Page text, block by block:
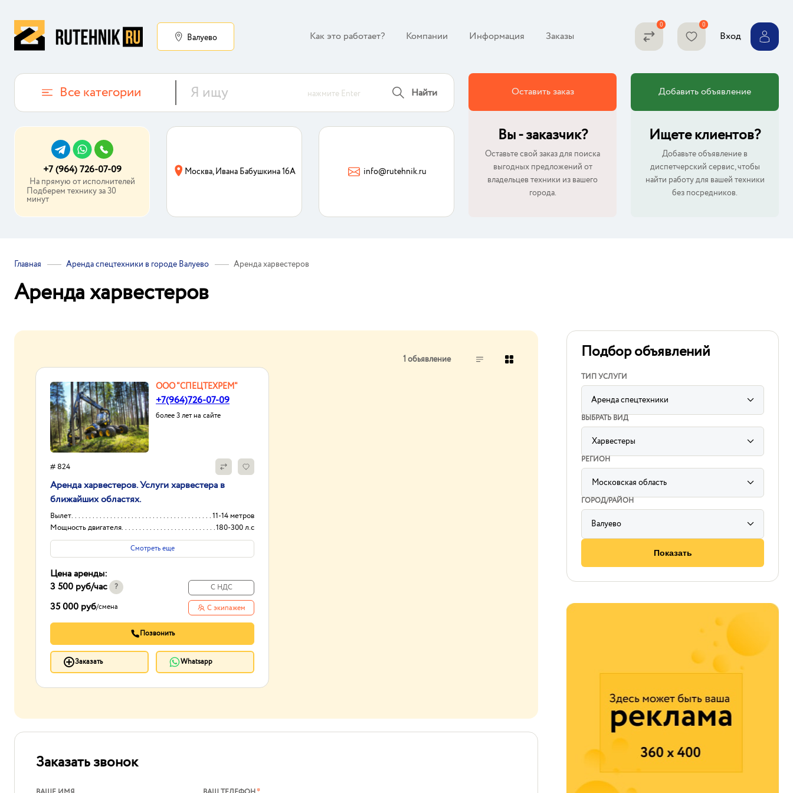
Валуево Как это работает? Компании Информация Заказы Вход
Все категории нажмите Enter Найти
+7 (964) 726-07-09
На прямую от исполнителей
Подберем технику за 30
минут
Москва, Ивана Бабушкина 16А info@rutehnik.ru
Оставить заказ
Вы - заказчик?
Оставьте свой заказ для поиска
выгодных предложений от
владельцев техники из вашего
города.
Добавить объявление
Ищете клиентов?
Добавьте объявление в
диспетчерский сервис, чтобы
найти работу для вашей техники
без посредников.
Главная Аренда спецтехники в городе Валуево Аренда харвестеров
Аренда харвестеров
1 обьявление
ООО "СПЕЦТЕХРЕМ"
+7(964)726-07-09
более 3 лет на сайте
# 824
Аренда харвестеров. Услуги харвестера в
ближайших областях.
Вылет
11-14 метров
Мощность двигателя
180-300 л.с
Смотреть еще
Цена аренды:
3 500 руб/час ?
35 000 руб/смена
С НДС
С экипажем
Позвонить
Заказать Whatsapp
Заказать звонок
Подбор объявлений
ТИП УСЛУГИ
Аренда спецтехники
ВЫБРАТЬ ВИД
Харвестеры
label
for
sorting
input
РЕГИОН
Московская область
label
for
sorting
input
ГОРОД/РАЙОН
Валуево
Показать